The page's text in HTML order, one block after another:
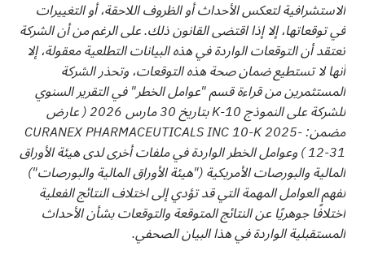
الاستشرافية لتعكس الأحداث أو الظروف اللاحقة، أو التغييرات
في توقعاتها، إلا إذا اقتضى القانون ذلك. على الرغم من أن الشركة
تعتقد أن التوقعات الواردة في هذه البيانات التطلعية معقولة، إلا
أنها لا تستطيع ضمان صحة هذه التوقعات، وتحذر الشركة
المستثمرين من قراءة قسم "عوامل الخطر" في التقرير السنوي
للشركة على النموذج 10-K بتاريخ 30 مارس 2026 (
عارض
مضمن: CURANEX PHARMACEUTICALS INC 10-K 2025-
12-31 ) وعوامل الخطر الواردة في ملفات أخرى لدى هيئة الأوراق
المالية والبورصات الأمريكية ("هيئة الأوراق المالية والبورصات")
لفهم العوامل المهمة التي قد تؤدي إلى اختلاف النتائج الفعلية
اختلافًا جوهريًا عن النتائج المتوقعة والتوقعات بشأن الأحداث
المستقبلية الواردة في هذا البيان الصحفي.